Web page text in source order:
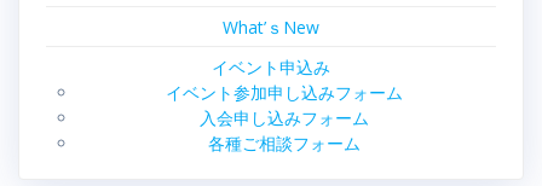
What’ｓNew
イベント申込み
イベント参加申し込みフォーム
入会申し込みフォーム
各種ご相談フォーム